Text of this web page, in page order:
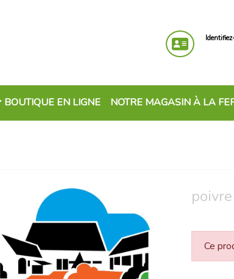
BOUTIQUE EN LIGNE NOTRE MAGASIN À LA
Ce